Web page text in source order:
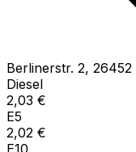
Berlinerstr. 2, 26452
Diesel
2,03 €
E5
2,02 €
E10